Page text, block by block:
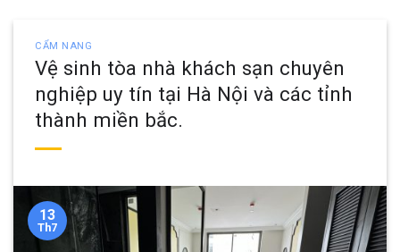
CẨM NANG
Vệ sinh tòa nhà khách sạn chuyên
nghiệp uy tín tại Hà Nội và các tỉnh
thành miền bắc.
13
Th7